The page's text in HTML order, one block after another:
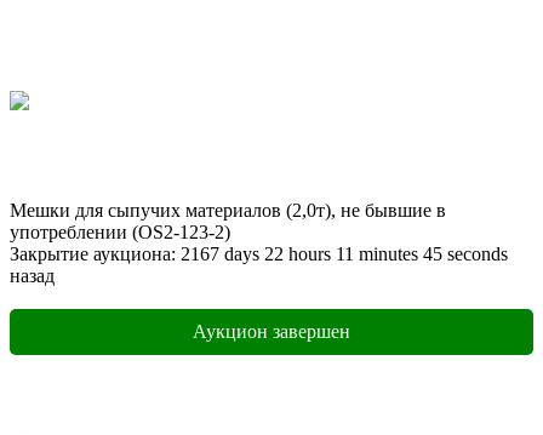
Мешки для сыпучих материалов (2,0т), не бывшие в
употреблении (OS2-123-2)
Закрытие аукциона: 2167 days 22 hours 11 minutes 45 seconds
назад
Аукцион завершен